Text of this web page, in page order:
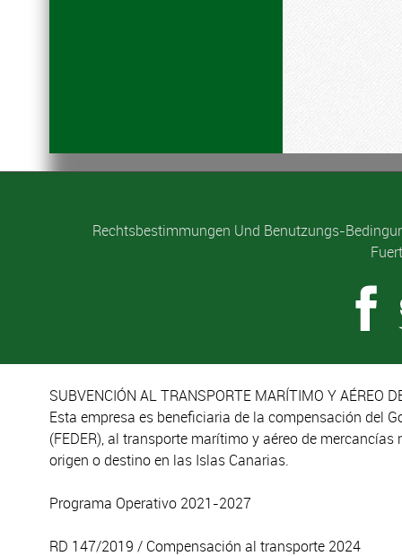
Rechtsbestimmungen Und Benutzungs-
SUBVENCIÓN AL TRANSPORTE MARÍTIMO Y AÉREO
Esta empresa es beneficiaria de la compensación del
(FEDER), al transporte marítimo y aéreo de
origen o destino en las Islas Canarias.
Programa Operativo 2021-2027
RD 147/2019 / Compensación al transporte 2024